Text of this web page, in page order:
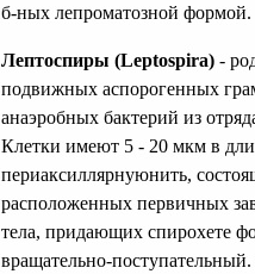
б-ных лепроматозной формой.
Лептоспиры (Leptospira) -
подвижных аспорогенных
анаэробных бактерий из
Клетки имеют 5 - 20 мкм в
периаксиллярнуюнить,
расположенных первичных
тела, придающих спирохете
вращательно-